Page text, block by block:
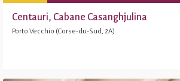
Centauri, Cabane Casanghjulina
Porto Vecchio (Corse-du-Sud, 2A)